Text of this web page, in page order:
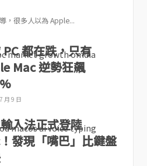
，很多人以為 Apple...
都在跌，只有
Mac 逆勢狂飆
月 9 日
入法正式登陸
發現「嘴巴」比鍵盤